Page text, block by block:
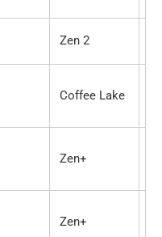
Zen 2
Coffee Lake
Zen+
Zen+